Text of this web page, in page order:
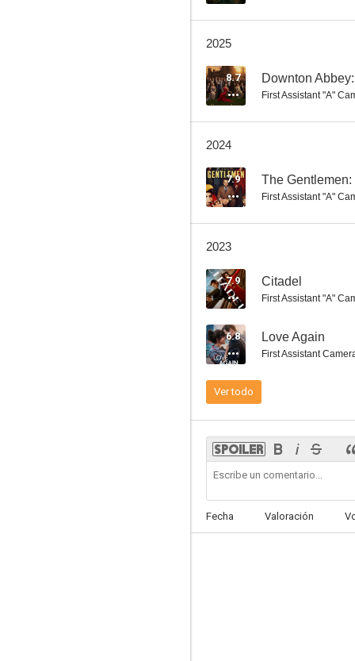
6.6
6.5
2025
8.7 Downton
First Assistant "A"
2024
7.9 The Gentlemen:
First Assistant "A"
2023
7.9 Citadel
First Assistant "A"
6.8 Love Again
First Assistant
Ver todo
Fecha Valoración